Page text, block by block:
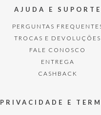
AJUDA E SUPORTE
PERGUNTAS
TROCAS E DEVOLUÇÕES
FALE CONOSCO
ENTREGA
CASHBACK
PRIVACIDADE E